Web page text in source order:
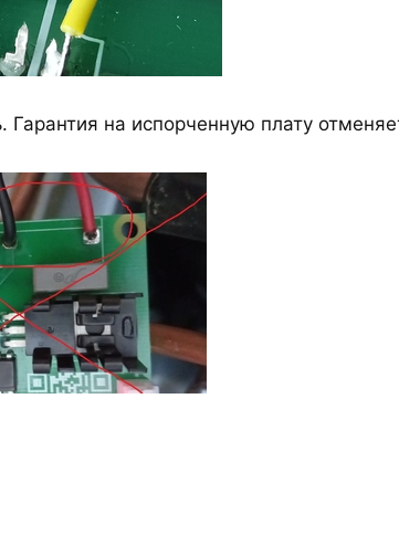
на испорченную плату